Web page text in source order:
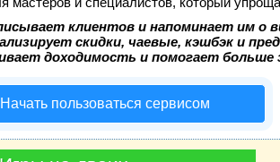
клиентов и напоминает им о
скидки, чаевые, кэшбэк и
доходимость и помогает
Начать пользоваться сервисом